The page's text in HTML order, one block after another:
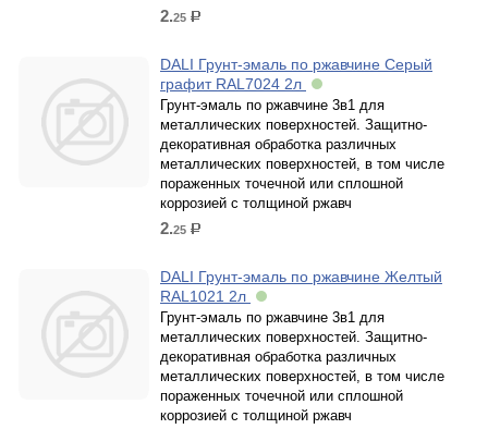
2.25 р.
DALI Грунт-эмаль по ржавчине Серый
графит RAL7024 2л
Грунт-эмаль по ржавчине 3в1 для
металлических поверхностей. Защитно-
декоративная обработка различных
металлических поверхностей, в том числе
пораженных точечной или сплошной
коррозией c толщиной ржавч
2.25 р.
DALI Грунт-эмаль по ржавчине Желтый
RAL1021 2л
Грунт-эмаль по ржавчине 3в1 для
металлических поверхностей. Защитно-
декоративная обработка различных
металлических поверхностей, в том числе
пораженных точечной или сплошной
коррозией c толщиной ржавч